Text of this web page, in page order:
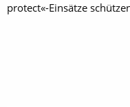
protect«-­Einsätze